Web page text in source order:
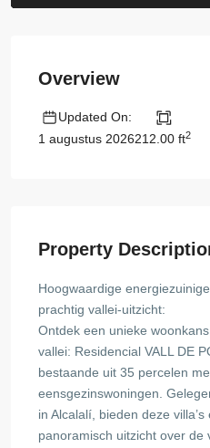
Overview
Updated On:
1 augustus 2026212.00 ft2
Property
Hoogwaardige
prachtig vallei-uitzicht:
Ontdek een unieke
vallei: Residencial VALL DE
bestaande uit 35 percelen
eensgezinswoningen.
in Alcalalí, bieden deze
panoramisch uitzicht over de